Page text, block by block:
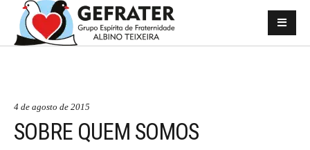
4 de agosto de 2015
SOBRE QUEM SOMOS